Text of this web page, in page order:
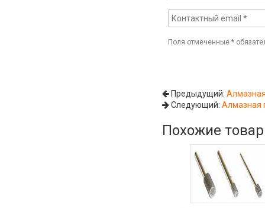
Поля отмеченные*
Предыдущий:
Следующий:Алмазная
Похожие